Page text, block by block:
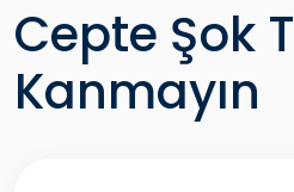
Cepte Şok
Kanmayın